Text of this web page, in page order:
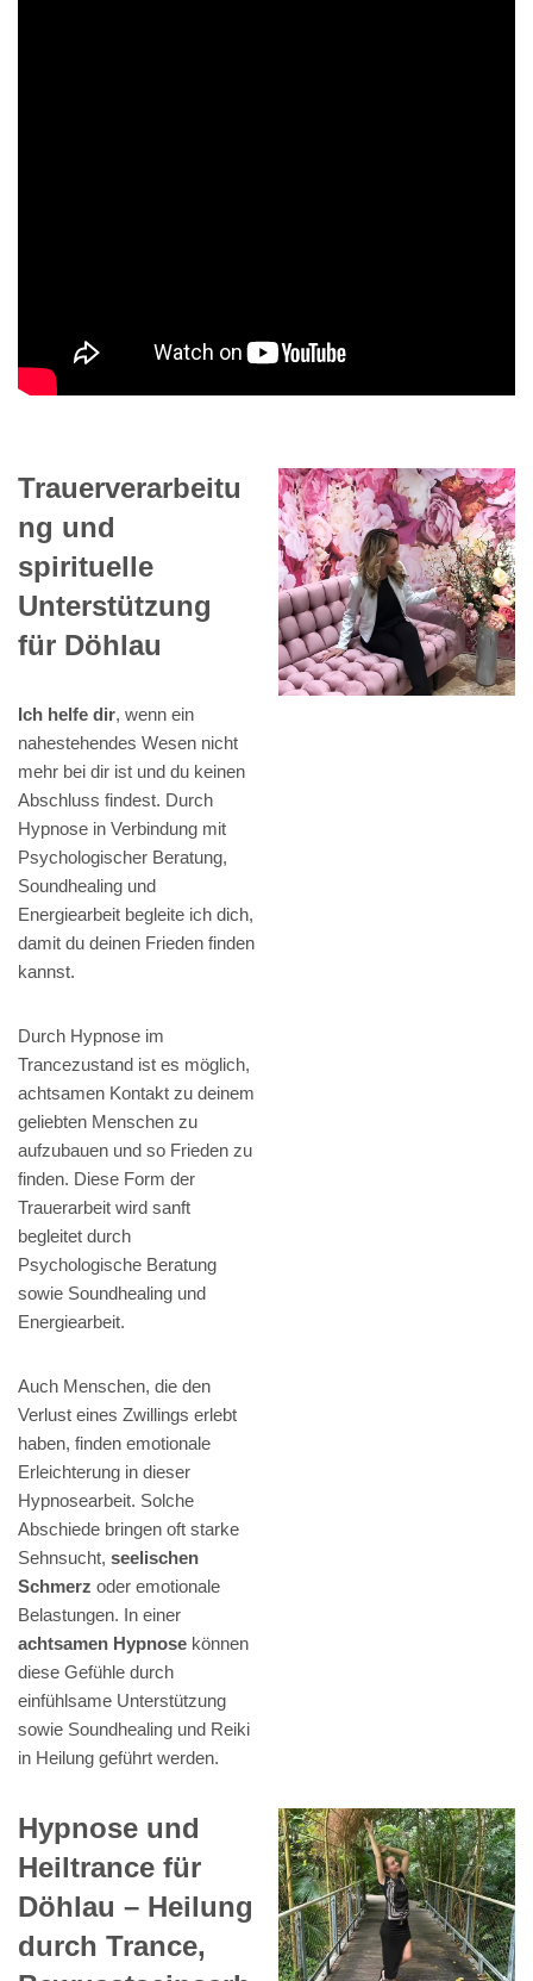
Trauerverarbeitu
ng und
spirituelle
Unterstützung
für Döhlau
Ich helfe dir, wenn ein
nahestehendes Wesen nicht
mehr bei dir ist und du keinen
Abschluss findest. Durch
Hypnose in Verbindung mit
Psychologischer Beratung,
Soundhealing und
Energiearbeit begleite ich dich,
damit du deinen Frieden finden
kannst.
Durch Hypnose im
Trancezustand ist es möglich,
achtsamen Kontakt zu deinem
geliebten Menschen zu
aufzubauen und so Frieden zu
finden. Diese Form der
Trauerarbeit wird sanft
begleitet durch
Psychologische Beratung
sowie Soundhealing und
Energiearbeit.
Auch Menschen, die den
Verlust eines Zwillings erlebt
haben, finden emotionale
Erleichterung in dieser
Hypnosearbeit. Solche
Abschiede bringen oft starke
Sehnsucht, seelischen
Schmerz oder emotionale
Belastungen. In einer
achtsamen Hypnose können
diese Gefühle durch
einfühlsame Unterstützung
sowie Soundhealing und Reiki
in Heilung geführt werden.
Hypnose und
Heiltrance für
Döhlau – Heilung
durch Trance,